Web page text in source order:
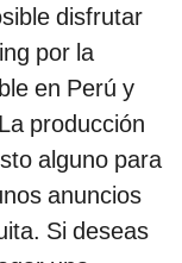
disfrutar
por la
en Perú y
producción
alguno para
anuncios
Si deseas